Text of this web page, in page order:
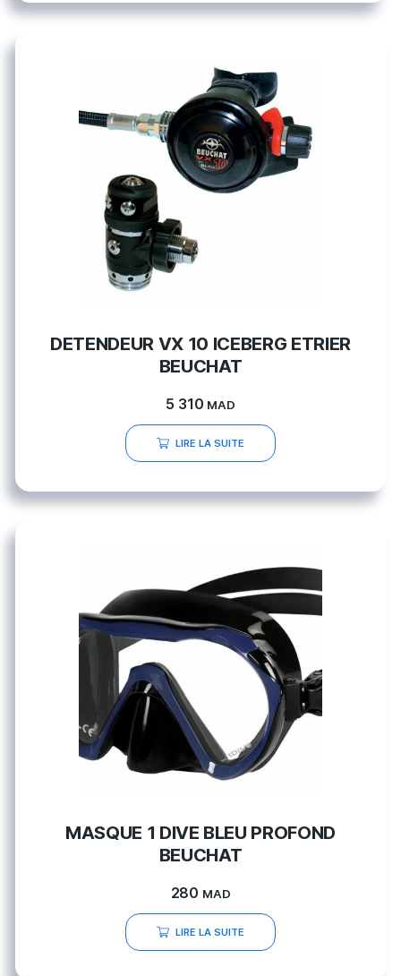
DETENDEUR VX 10 ICEBERG ETRIER
BEUCHAT
5 310 MAD
LIRE LA SUITE
MASQUE 1 DIVE BLEU PROFOND
BEUCHAT
280 MAD
LIRE LA SUITE